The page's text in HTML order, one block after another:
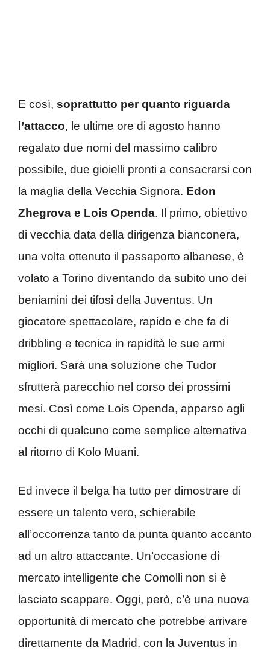
E così, soprattutto per quanto riguarda
l’attacco, le ultime ore di agosto hanno
regalato due nomi del massimo calibro
possibile, due gioielli pronti a consacrarsi con
la maglia della Vecchia Signora. Edon
Zhegrova e Lois Openda. Il primo, obiettivo
di vecchia data della dirigenza bianconera,
una volta ottenuto il passaporto albanese, è
volato a Torino diventando da subito uno dei
beniamini dei tifosi della Juventus. Un
giocatore spettacolare, rapido e che fa di
dribbling e tecnica in rapidità le sue armi
migliori. Sarà una soluzione che Tudor
sfrutterà parecchio nel corso dei prossimi
mesi. Così come Lois Openda, apparso agli
occhi di qualcuno come semplice alternativa
al ritorno di Kolo Muani.
Ed invece il belga ha tutto per dimostrare di
essere un talento vero, schierabile
all’occorrenza tanto da punta quanto accanto
ad un altro attaccante. Un’occasione di
mercato intelligente che Comolli non si è
lasciato scappare. Oggi, però, c’è una nuova
opportunità di mercato che potrebbe arrivare
direttamente da Madrid, con la Juventus in